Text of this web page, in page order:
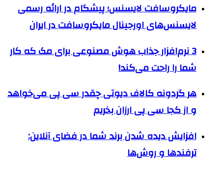
مایکروسافت لایسنس؛ پیشگام در ارائه رسمی
لایسنس‌های اورجینال مایکروسافت در ایران
3 نرم‌افزار جذاب هوش مصنوعی برای مک که کار
شما را راحت‌ می‌کند!
هر گردونه کالاف دیوتی چقدر سی پی می‌خواهد
و از کجا سی پی ارزان بخریم
افزایش دیده شدن برند شما در فضای آنلاین:
ترفندها و روش‌ها